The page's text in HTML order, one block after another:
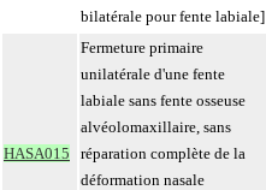
bilatérale pour fente labiale]
HASA015
Fermeture primaire
unilatérale d'une fente
labiale sans fente osseuse
alvéolomaxillaire, sans
réparation complète de la
déformation nasale